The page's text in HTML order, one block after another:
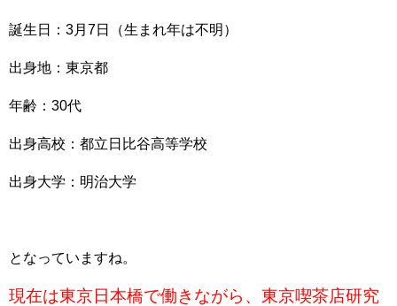
誕生日：3月7日（生まれ年は不明）
出身地：東京都
年齢：30代
出身高校：都立日比谷高等学校
出身大学：明治大学
となっていますね。
現在は東京日本橋で働きながら、東京喫茶店研究